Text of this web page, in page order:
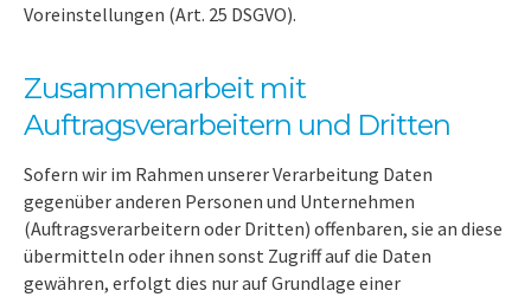
Voreinstellungen (Art. 25 DSGVO).
Zusammenarbeit mit
Auftragsverarbeitern und Dritten
Sofern wir im Rahmen unserer Verarbeitung Daten
gegenüber anderen Personen und Unternehmen
(Auftragsverarbeitern oder Dritten) offenbaren, sie an diese
übermitteln oder ihnen sonst Zugriff auf die Daten
gewähren, erfolgt dies nur auf Grundlage einer